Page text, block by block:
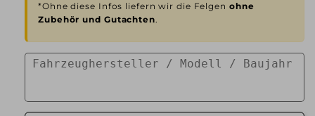
*Ohne diese Infos liefern wir die Felgen ohne
Zubehör und Gutachten.